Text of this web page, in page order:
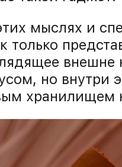
мыслях и
внешне
но внутри
хранилищем